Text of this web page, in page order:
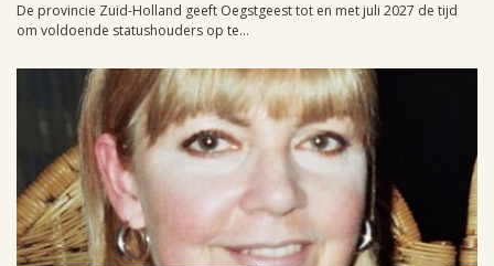
De provincie Zuid-Holland geeft Oegstgeest tot en met juli 2027 de tijd
om voldoende statushouders op te...